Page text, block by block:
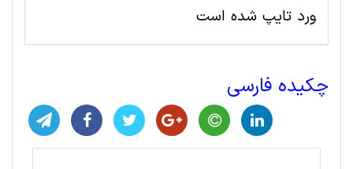
ورد تایپ شده است
چکیده فارسی